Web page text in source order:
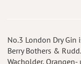
No.3 London Dry
Berry Bothers &
Wacholder,